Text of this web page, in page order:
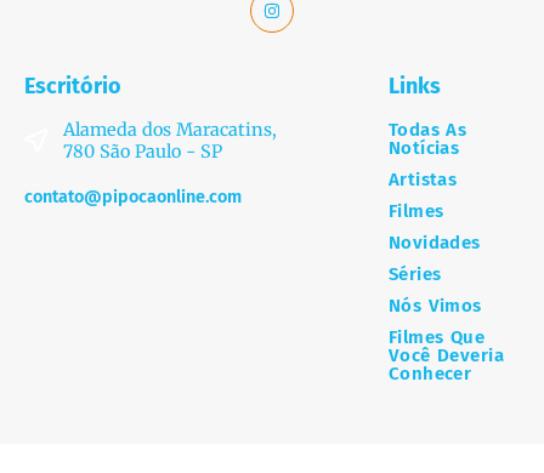
Escritório
Alameda dos Maracatins,
780 São Paulo - SP
contato@pipocaonline.com
Links
Todas As
Notícias
Artistas
Filmes
Novidades
Séries
Nós Vimos
Filmes Que
Você Deveria
Conhecer